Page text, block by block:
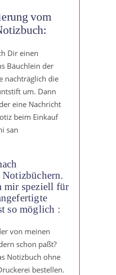
vom
Dir einen
Bäuchlein der
nachträglich die
um. Dann
eine Nachricht
beim Einkauf
san
mir speziell für
so möglich :
von meinen
schon paßt?
Notizbuch ohne
bestellen.